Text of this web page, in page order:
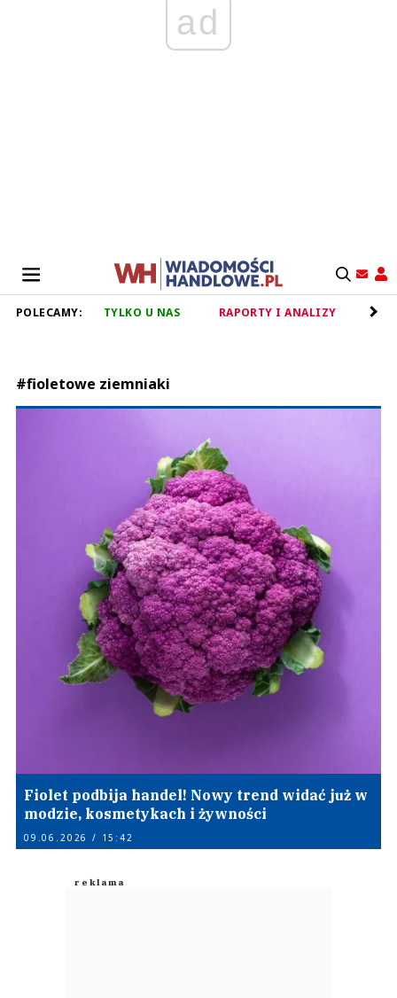
ad
POLECAMY: TYLKO U NAS RAPORTY I ANALIZY
#fioletowe ziemniaki
Fiolet podbija handel! Nowy trend widać już w
modzie, kosmetykach i żywności
09.06.2026 / 15:42